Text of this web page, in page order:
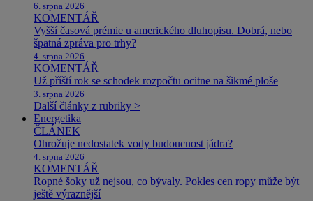
6. srpna 2026
KOMENTÁŘ
Vyšší časová prémie u amerického dluhopisu. Dobrá, nebo
špatná zpráva pro trhy?
4. srpna 2026
KOMENTÁŘ
Už příští rok se schodek rozpočtu ocitne na šikmé ploše
3. srpna 2026
Další články z rubriky >
Energetika
ČLÁNEK
Ohrožuje nedostatek vody budoucnost jádra?
4. srpna 2026
KOMENTÁŘ
Ropné šoky už nejsou, co bývaly. Pokles cen ropy může být
ještě výraznější